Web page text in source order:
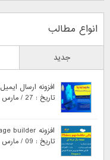
انواع مطالب
جدید
افزونه ارسال ایمیل WP Mail SMTP Pro
تاریخ : 27 / مارس / 2023
افزونه WPBakery page builder
تاریخ : 09 / مارس / 2022